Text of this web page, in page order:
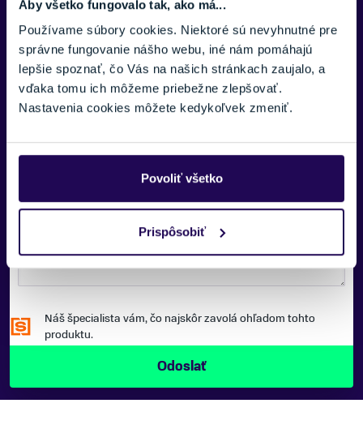
Aby všetko fungovalo tak, ako má...
Používame súbory cookies. Niektoré sú nevyhnutné pre
správne fungovanie nášho webu, iné nám pomáhajú
lepšie spoznať, čo Vás na našich stránkach zaujalo, a
vďaka tomu ich môžeme priebežne zlepšovať.
Nastavenia cookies môžete kedykoľvek zmeniť.
Povoliť všetko
Prispôsobiť
E-MAIL:
SPRÁVA:
Náš špecialista vám, čo najskôr zavolá ohľadom tohto
produktu.